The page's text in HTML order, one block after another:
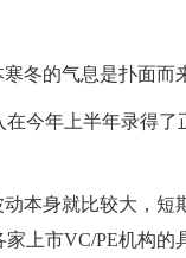
冬的气息是扑面而
今年上半年录得了
本身就比较大，短
上市VC/PE机构的